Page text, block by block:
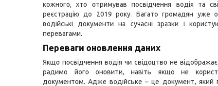
кожного, хто отримував посвідчення водія та
реєстрацію до 2019 року. Багато громадян уже
водійські документи на сучасні зразки і
перевагами.
Переваги оновлення даних
Якщо посвідчення водія чи свідоцтво не
радимо його оновити, навіть якщо не
документом. Адже водійське – це документ, який